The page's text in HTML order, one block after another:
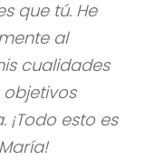
que tú. He
al
cualidades
esto es